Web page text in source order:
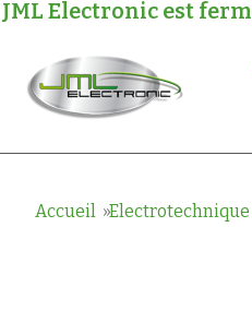
JML Electronic est
Accueil